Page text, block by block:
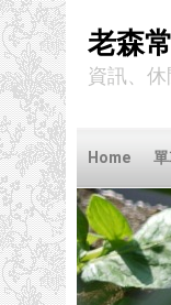
老森
資訊、
Home